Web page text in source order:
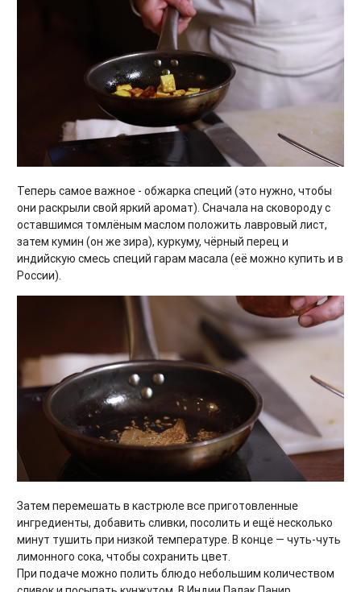
Теперь самое важное - обжарка специй (это нужно, чтобы
они раскрыли свой яркий аромат). Сначала на сковороду с
оставшимся томлёным маслом положить лавровый лист,
затем кумин (он же зира), куркуму, чёрный перец и
индийскую смесь специй гарам масала (её можно купить и в
России).
Затем перемешать в кастрюле все приготовленные
ингредиенты, добавить сливки, посолить и ещё несколько
минут тушить при низкой температуре. В конце — чуть-чуть
лимонного сока, чтобы сохранить цвет.
При подаче можно полить блюдо небольшим количеством